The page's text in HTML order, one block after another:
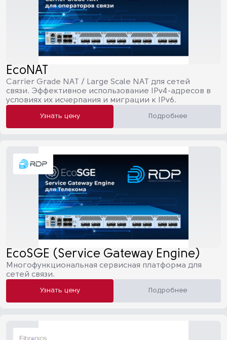
EcoNAT
Carrier Grade NAT / Large Scale NAT для сетей
связи. Эффективное использование IPv4-адресов в
условиях их исчерпания и миграции к IPv6.
Узнать цену Подробнее
EcoSGE (Service Gateway Engine)
Многофункциональная сервисная платформа для
сетей связи.
Узнать цену Подробнее